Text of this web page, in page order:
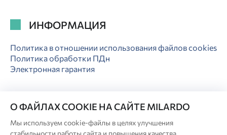
ИНФОРМАЦИЯ
Политика в отношении использования файлов cookies
Политика обработки ПДн
Электронная гарантия
© Milardo
О ФАЙЛАХ COOKIE НА САЙТЕ MILARDO
Мы используем cookie-файлы в целях улучшения
стабильности работы сайта и повышения качества